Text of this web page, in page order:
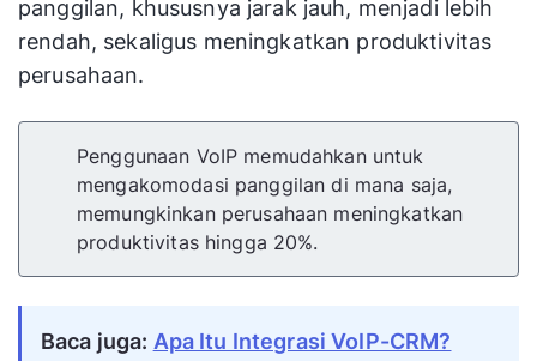
panggilan, khususnya jarak jauh, menjadi lebih
rendah, sekaligus meningkatkan produktivitas
perusahaan.
Penggunaan VoIP memudahkan untuk
mengakomodasi panggilan di mana saja,
memungkinkan perusahaan meningkatkan
produktivitas hingga 20%.
Baca juga: Apa Itu Integrasi VoIP-CRM?